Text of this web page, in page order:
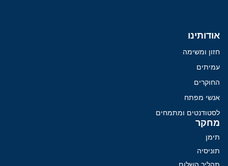
אודותינו
חזון ומשימה
עמיתים
החוקרים
אנשי מפתח
לסטודנטים ומתמחים
מחקר
תימן
תוניסיה